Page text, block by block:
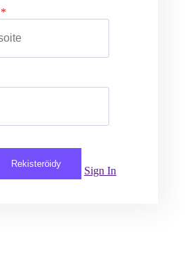
Rekisteröidy
Sign In